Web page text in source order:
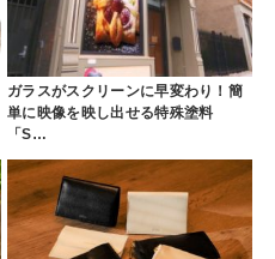
ガラスがスクリーンに早変わり！簡
単に映像を映し出せる特殊塗料
「S…